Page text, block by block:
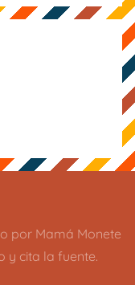
por Mamá Monete
y cita la fuente.